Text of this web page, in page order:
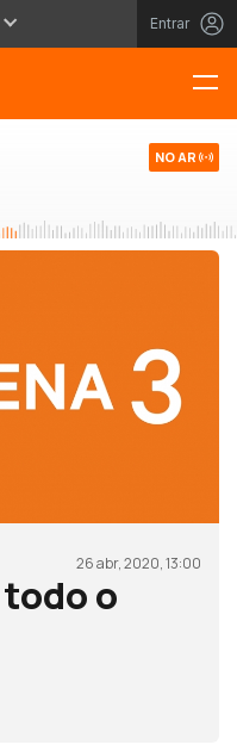
Entrar
NO AR
26 abr, 2020, 13:00
o